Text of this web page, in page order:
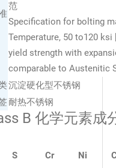
范
Specification for bolting
Temperature, 50 to120 ksi
yield strength with
comparable to Austenitic
沉淀硬化型不锈钢
耐热不锈钢
B 化学元素成
S Cr Ni